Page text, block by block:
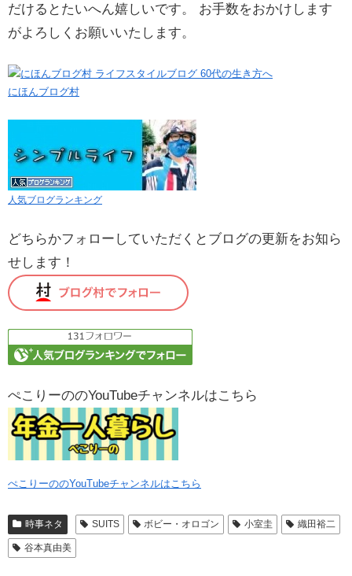
だけるとたいへん嬉しいです。 お手数をおかけします
がよろしくお願いいたします。
にほんブログ村
人気ブログランキング
どちらかフォローしていただくとブログの更新をお知ら
せします！
ぺこりーののYouTubeチャンネルはこちら
ぺこりーののYouTubeチャンネルはこちら
時事ネタ SUITS ボビー・オロゴン 小室圭 織田裕二
谷本真由美